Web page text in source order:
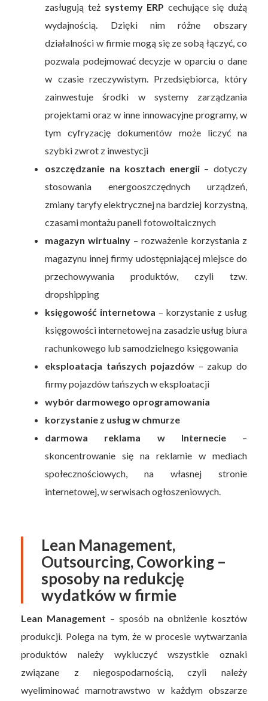
zasługują też systemy ERP cechujące się dużą
wydajnością. Dzięki nim różne obszary
działalności w firmie mogą się ze sobą łączyć, co
pozwala podejmować decyzje w oparciu o dane
w czasie rzeczywistym. Przedsiębiorca, który
zainwestuje środki w systemy zarządzania
projektami oraz w inne innowacyjne programy, w
tym cyfryzację dokumentów może liczyć na
szybki zwrot z inwestycji
oszczędzanie na kosztach energii – dotyczy
stosowania energooszczędnych urządzeń,
zmiany taryfy elektrycznej na bardziej korzystną,
czasami montażu paneli fotowoltaicznych
magazyn wirtualny – rozważenie korzystania z
magazynu innej firmy udostępniającej miejsce do
przechowywania produktów, czyli tzw.
dropshipping
księgowość internetowa – korzystanie z usług
księgowości internetowej na zasadzie usług biura
rachunkowego lub samodzielnego księgowania
eksploatacja tańszych pojazdów – zakup do
firmy pojazdów tańszych w eksploatacji
wybór darmowego oprogramowania
korzystanie z usług w chmurze
darmowa reklama w Internecie–
skoncentrowanie się na reklamie w mediach
społecznościowych, na własnej stronie
internetowej, w serwisach ogłoszeniowych.
Lean Management,
Outsourcing, Coworking –
sposoby na redukcję
wydatków w firmie
Lean Management – sposób na obniżenie kosztów
produkcji. Polega na tym, że w procesie wytwarzania
produktów należy wykluczyć wszystkie oznaki
związane z niegospodarnością, czyli należy
wyeliminować marnotrawstwo w każdym obszarze